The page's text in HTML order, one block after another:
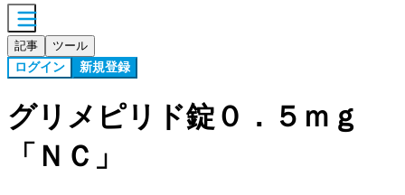
記事 ツール
ログイン 新規登録
グリメピリド錠０．５ｍｇ
「ＮＣ」